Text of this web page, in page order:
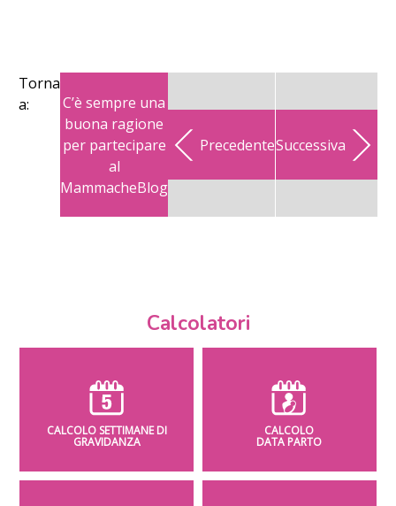
Torna
a:
C’è sempre una
buona ragione
per partecipare
al
MammacheBlog
PrecedenteSuccessiva
Calcolatori
CALCOLO SETTIMANE DI
GRAVIDANZA
CALCOLO
DATA PARTO